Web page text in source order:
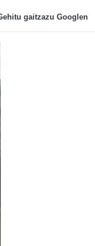
gaitzazu Googlen